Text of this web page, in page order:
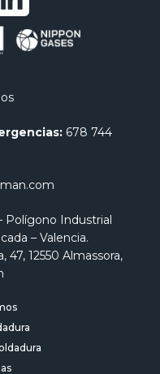
678 744
Polígono Industrial
– Valencia.
47, 12550 Almassora,